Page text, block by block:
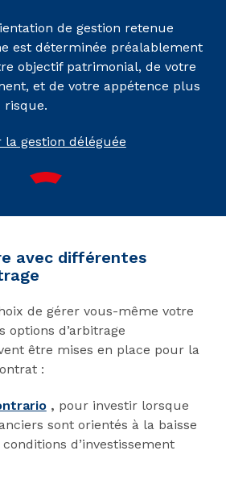
de gestion retenue
est déterminée préalablement
objectif patrimonial, de votre
et de votre appétence plus
risque.
gestion déléguée
avec différentes
de gérer vous-même votre
options d’arbitrage
être mises en place pour la
:
, pour investir lorsque
sont orientés à la baisse
d’investissement